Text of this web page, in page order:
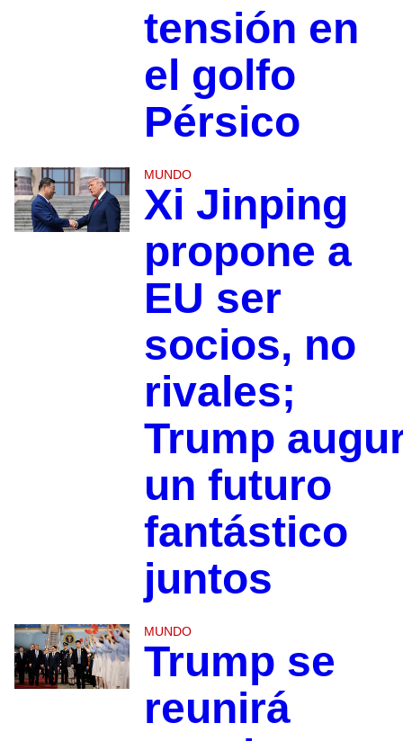
tensión en
el golfo
Pérsico
MUNDO
Xi Jinping
propone a
EU ser
socios, no
rivales;
Trump
un futuro
fantástico
juntos
MUNDO
Trump se
reunirá